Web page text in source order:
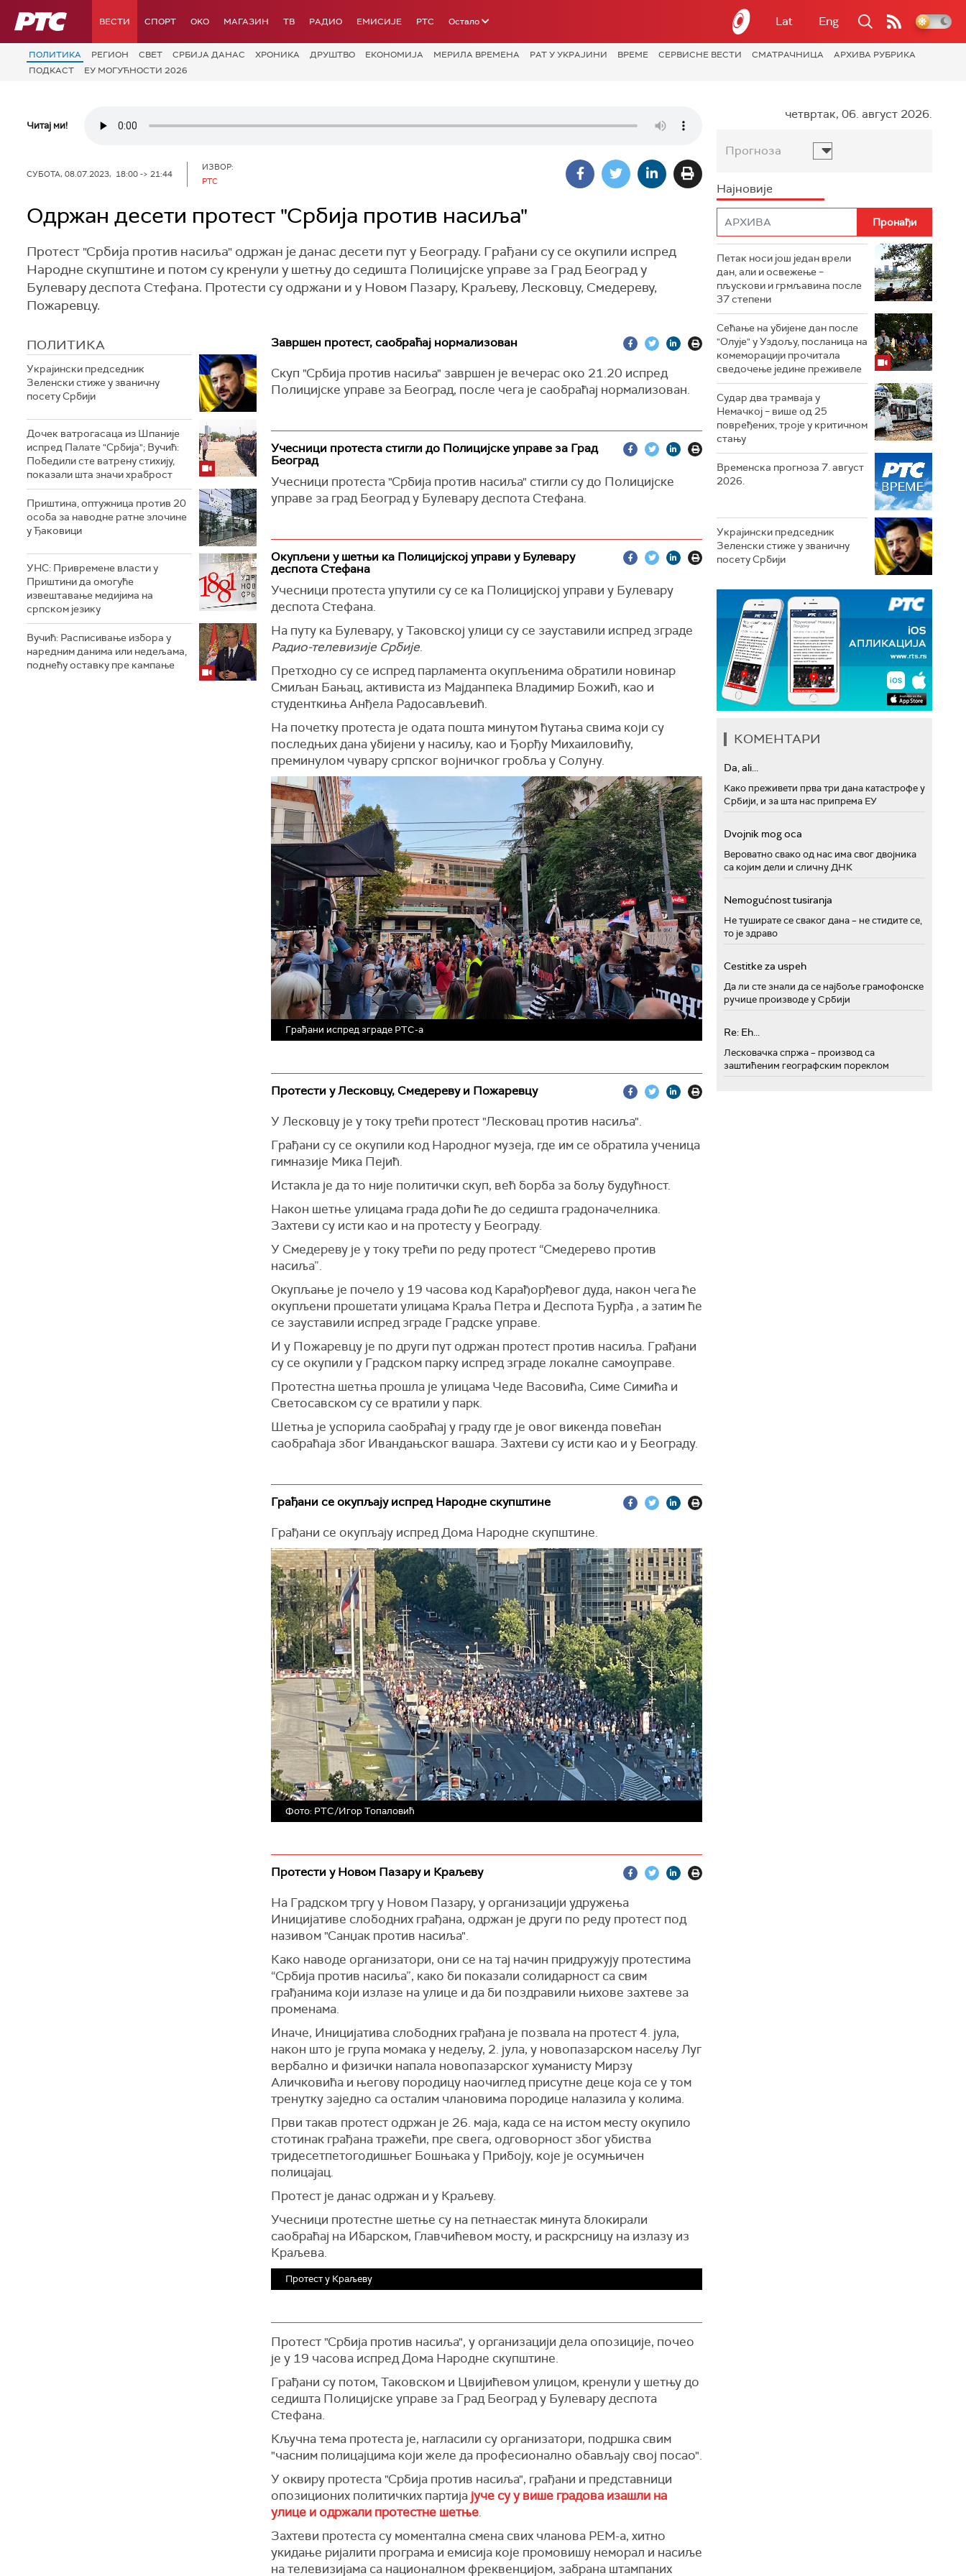
РТС ВЕСТИ СПОРТ OKO МАГАЗИН ТВ РАДИО ЕМИСИЈЕ РТС Остало Lat Eng
ПОЛИТИКА РЕГИОН СВЕТ СРБИЈА ДАНАС ХРОНИКА ДРУШТВО ЕКОНОМИЈА МЕРИЛА ВРЕМЕНА РАТ У УКРАЈИНИ ВРЕМЕ СЕРВИСНЕ ВЕСТИ СМАТРАЧНИЦА
АРХИВА РУБРИКА
ПОДКАСТ
ЕУ МОГУЋНОСТИ 2026
Читај ми!
СУБОТА, 08.07.2023, 18:00 -> 21:44
ИЗВОР:
РТС
Одржан десети протест "Србија против насиља"
Протест "Србија против насиља" одржан је данас десети пут у Београду. Грађани су се окупили испред
Народне скупштине и потом су кренули у шетњу до седишта Полицијске управе за Град Београд у
Булевару деспота Стефана. Протести су одржани и у Новом Пазару, Краљеву, Лесковцу, Смедереву,
Пожаревцу.
ПОЛИТИКА
Украјински председник
Зеленски стиже у званичну
посету Србији
Дочек ватрогасаца из Шпаније
испред Палате "Србија"; Вучић:
Победили сте ватрену стихију,
показали шта значи храброст
Приштина, оптужница против 20
особа за наводне ратне злочине
у Ђаковици
УНС: Привремене власти у
Приштини да омогуће
извештавање медијима на
српском језику
Вучић: Расписивање избора у
наредним данима или недељама,
поднећу оставку пре кампање
Завршен протест, саобраћај нормализован
Скуп "Србија против насиља" завршен је вечерас око 21.20 испред
Полицијске управе за Београд, после чега је саобраћај нормализован.
Учесници протеста стигли до Полицијске управе за Град
Београд
Учесници протеста "Србија против насиља" стигли су до Полицијске
управе за град Београд у Булевару деспота Стефана.
Окупљени у шетњи ка Полицијској управи у Булевару
деспота Стефана
Учесници протеста упутили су се ка Полицијској управи у Булевару
деспота Стефана.
На путу ка Булевару, у Таковској улици су се зауставили испред зграде
Радио-телевизије Србије.
Претходно су се испред парламента окупљенима обратили новинар
Смиљан Бањац, активиста из Мајданпека Владимир Божић, као и
студенткиња Анђела Радосављевић.
На почетку протеста је одата пошта минутом ћутања свима који су
последњих дана убијени у насиљу, као и Ђорђу Михаиловићу,
преминулом чувару српског војничког гробља у Солуну.
Грађани испред зграде РТС-а
Протести у Лесковцу, Смедереву и Пожаревцу
У Лесковцу је у току трећи протест "Лесковац против насиља".
Грађани су се окупили код Народног музеја, где им се обратила ученица
гимназије Мика Пејић.
Истакла је да то није политички скуп, већ борба за бољу будућност.
Након шетње улицама града доћи ће до седишта градоначелника.
Захтеви су исти као и на протесту у Београду.
У Смедереву је у току трећи по реду протест “Смедерево против
насиља”.
Окупљање је почело у 19 часова код Карађорђевог дуда, након чега ће
окупљени прошетати улицама Краља Петра и Деспота Ђурђа , а затим ће
се зауставили испред зграде Градске управе.
И у Пожаревцу је по други пут одржан протест против насиља. Грађани
су се окупили у Градском парку испред зграде локалне самоуправе.
Протестна шетња прошла је улицама Чеде Васовића, Симе Симића и
Светосавском су се вратили у парк.
Шетња је успорила саобраћај у граду где је овог викенда повећан
саобраћаја због Ивандањског вашара. Захтеви су исти као и у Београду.
Грађани се окупљају испред Народне скупштине
Грађани се окупљају испред Дома Народне скупштине.
Фото: РТС/Игор Топаловић
Протести у Новом Пазару и Краљеву
На Градском тргу у Новом Пазару, у организацији удружења
Иницијативе слободних грађана, одржан је други по реду протест под
називом "Санџак против насиља".
Како наводе организатори, они се на тај начин придружују протестима
“Србија против насиља”, како би показали солидарност са свим
грађанима који излазе на улице и да би поздравили њихове захтеве за
променама.
Иначе, Иницијатива слободних грађана је позвала на протест 4. јула,
након што је група момака у недељу, 2. јула, у новопазарском насељу Луг
вербално и физички напала новопазарског хуманисту Мирзу
Аличковића и његову породицу наочиглед присутне деце која се у том
тренутку заједно са осталим члановима породице налазила у колима.
Први такав протест одржан је 26. маја, када се на истом месту окупило
стотинак грађана тражећи, пре свега, одговорност због убиства
тридесетпетогодишњег Бошњака у Прибоју, које је осумњичен
полицајац.
Протест је данас одржан и у Краљеву.
Учесници протестне шетње су на петнаестак минута блокирали
саобраћај на Ибарском, Главчићевом мосту, и раскрсницу на излазу из
Краљева.
Протест у Краљеву
Протест "Србија против насиља", у организацији дела опозиције, почео
је у 19 часова испред Дома Народне скупштине.
Грађани су потом, Таковском и Цвијићевом улицом, кренули у шетњу до
седишта Полицијске управе за Град Београд у Булевару деспота
Стефана.
Кључна тема протеста је, нагласили су организатори, подршка свим
"часним полицајцима који желе да професионално обављају свој посао".
У оквиру протеста "Србија против насиља", грађани и представници
опозиционих политичких партија јуче су у више градова изашли на
улице и одржали протестне шетње.
Захтеви протеста су моментална смена свих чланова РЕМ-а, хитно
укидање ријалити програма и емисија које промовишу неморал и насиље
на телевизијама са националном фреквенцијом, забрана штампаних
четвртак, 06. август 2026.
Прогноза
Најновије
Петак носи још један врели
дан, али и освежење –
пљускови и грмљавина после
37 степени
Сећање на убијене дан после
"Олује" у Уздољу, посланица на
комеморацији прочитала
сведочење једине преживеле
Судар два трамваја у
Немачкој – више од 25
повређених, троје у критичном
стању
Временска прогноза 7. август
2026.
Украјински председник
Зеленски стиже у званичну
посету Србији
КОМЕНТАРИ
Da, ali...
Како преживети прва три дана катастрофе у
Србији, и за шта нас припрема ЕУ
Dvojnik mog oca
Вероватно свако од нас има свог двојника
са којим дели и сличну ДНК
Nemogućnost tusiranja
Не туширате се сваког дана – не стидите се,
то је здраво
Cestitke za uspeh
Да ли сте знали да се најбоље грамофонске
ручице производе у Србији
Re: Eh...
Лесковачка спржа – производ са
заштићеним географским пореклом